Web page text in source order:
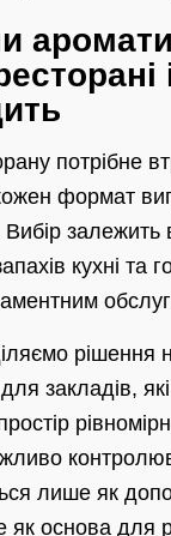
потрібне
формат
залежить
кухні та
рішення
закладів,
лише як
як основа для